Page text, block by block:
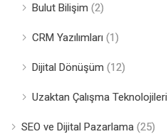
Bulut Bilişim (2)
CRM Yazılımları (1)
Dijital Dönüşüm (12)
Uzaktan Çalışma Teknolojileri
SEO ve Dijital Pazarlama (25)